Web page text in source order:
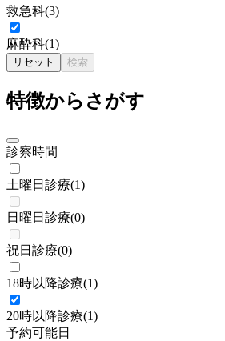
救急科(3)
麻酔科(1)
リセット 検索
特徴からさがす
診察時間
土曜日診療(1)
日曜日診療(0)
祝日診療(0)
18時以降診療(1)
20時以降診療(1)
予約可能日